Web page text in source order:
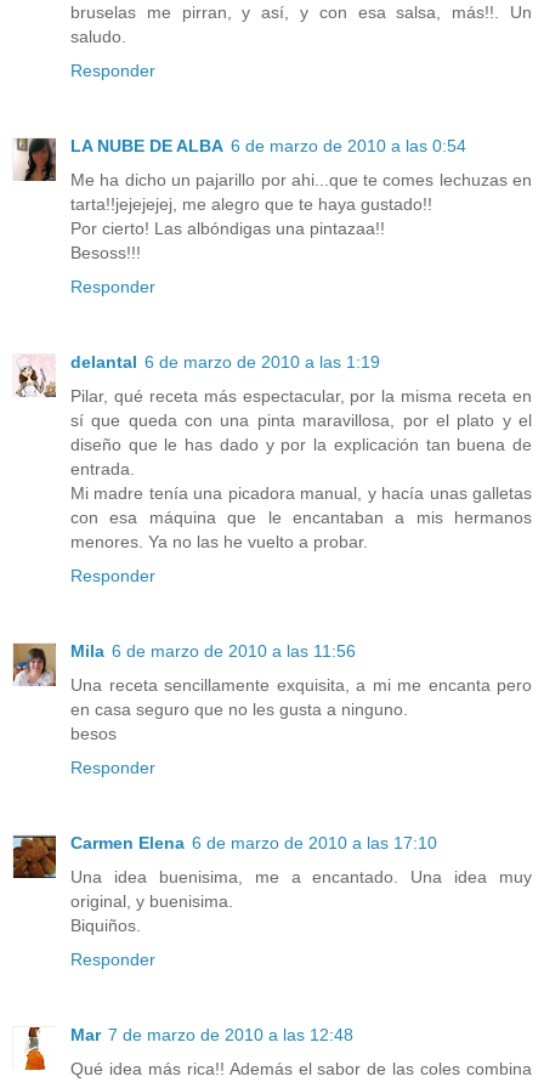
bruselas me pirran, y así, y con esa salsa, más!!. Un
saludo.
Responder
LA NUBE DE ALBA 6 de marzo de 2010 a las 0:54
Me ha dicho un pajarillo por ahi...que te comes lechuzas en
tarta!!jejejejej, me alegro que te haya gustado!!
Por cierto! Las albóndigas una pintazaa!!
Besoss!!!
Responder
delantal 6 de marzo de 2010 a las 1:19
Pilar, qué receta más espectacular, por la misma receta en
sí que queda con una pinta maravillosa, por el plato y el
diseño que le has dado y por la explicación tan buena de
entrada.
Mi madre tenía una picadora manual, y hacía unas galletas
con esa máquina que le encantaban a mis hermanos
menores. Ya no las he vuelto a probar.
Responder
Mila 6 de marzo de 2010 a las 11:56
Una receta sencillamente exquisita, a mi me encanta pero
en casa seguro que no les gusta a ninguno.
besos
Responder
Carmen Elena 6 de marzo de 2010 a las 17:10
Una idea buenisima, me a encantado. Una idea muy
original, y buenisima.
Biquiños.
Responder
Mar 7 de marzo de 2010 a las 12:48
Qué idea más rica!! Además el sabor de las coles combina